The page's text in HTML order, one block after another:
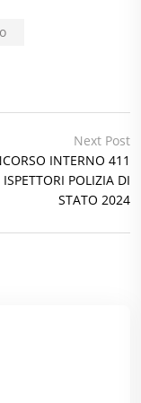
Next Post
INTERNO 411
ISPETTORI POLIZIA DI
STATO 2024